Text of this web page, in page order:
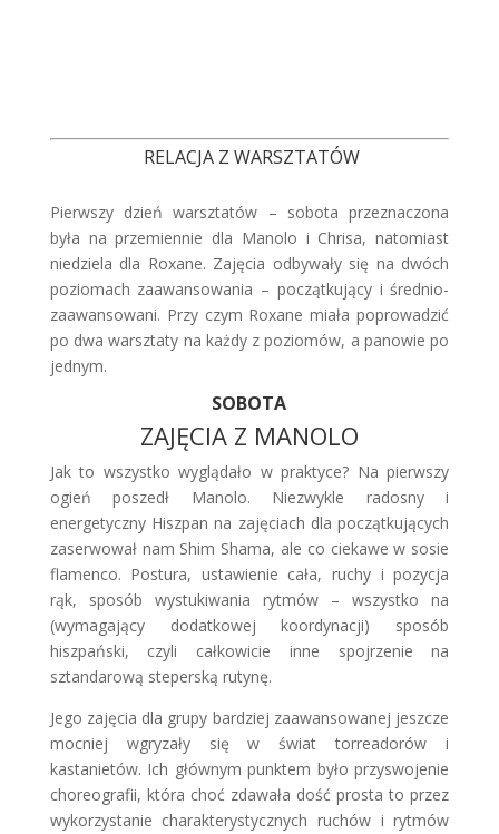
RELACJA Z WARSZTATÓW
Pierwszy dzień warsztatów – sobota przeznaczona
była na przemiennie dla Manolo i Chrisa, natomiast
niedziela dla Roxane. Zajęcia odbywały się na dwóch
poziomach zaawansowania – początkujący i średnio-
zaawansowani. Przy czym Roxane miała poprowadzić
po dwa warsztaty na każdy z poziomów, a panowie po
jednym.
SOBOTA
ZAJĘCIA Z MANOLO
Jak to wszystko wyglądało w praktyce? Na pierwszy
ogień poszedł Manolo. Niezwykle radosny i
energetyczny Hiszpan na zajęciach dla początkujących
zaserwował nam Shim Shama, ale co ciekawe w sosie
flamenco. Postura, ustawienie cała, ruchy i pozycja
rąk, sposób wystukiwania rytmów – wszystko na
(wymagający dodatkowej koordynacji) sposób
hiszpański, czyli całkowicie inne spojrzenie na
sztandarową steperską rutynę.
Jego zajęcia dla grupy bardziej zaawansowanej jeszcze
mocniej wgryzały się w świat torreadorów i
kastanietów. Ich głównym punktem było przyswojenie
choreografii, która choć zdawała dość prosta to przez
wykorzystanie charakterystycznych ruchów i rytmów